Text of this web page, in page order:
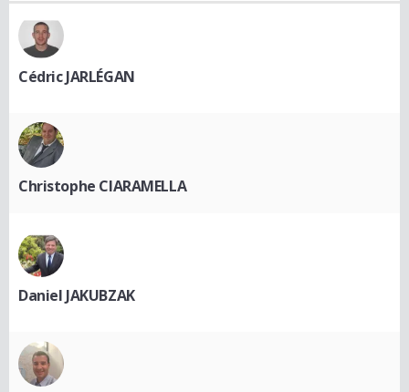
Cédric JARLÉGAN
Christophe CIARAMELLA
Daniel JAKUBZAK